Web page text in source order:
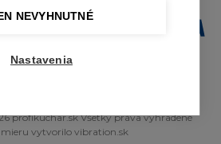
NEVYHNUTNÉ
Nastavenia
profikuchar.sk Všetky práva vyhradené
vytvorilo vibration.sk